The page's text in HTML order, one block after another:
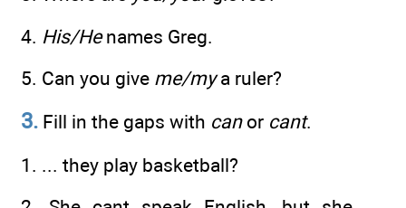
4. His/Henames Greg.
5. Can you give me/mya ruler?
3. Fill in the gaps with canor cant.
1. ... they play basketball?